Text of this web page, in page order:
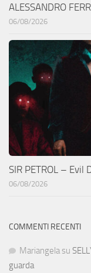
ALESSANDRO
06/08/2026
SIR PETROL – Evil
06/08/2026
COMMENTI RECENTI
Mariangela su
guarda